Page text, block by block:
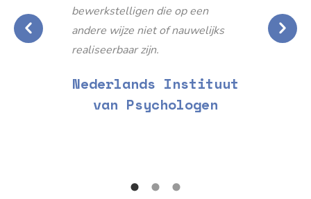
bewerkstelligen die op een
andere wijze niet of nauwelijks
realiseerbaar zijn.
Nederlands Instituut
van Psychologen